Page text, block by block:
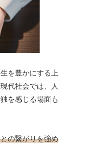
を豊かにする上
代社会では、人
を感じる場面も
の繋がりを強め